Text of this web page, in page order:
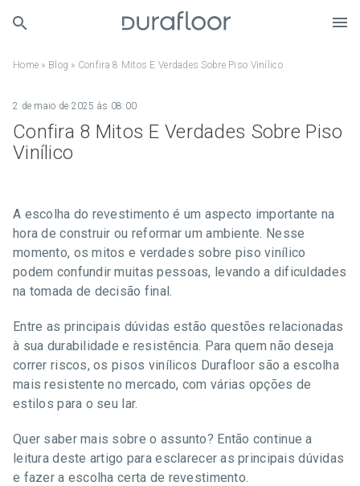
Home » Blog » Confira 8 Mitos E Verdades Sobre Piso Vinílico
Confira 8 Mitos E Verdades Sobre Piso
Vinílico
2 de maio de 2025 às 08:00
A escolha do revestimento é um aspecto importante na
hora de construir ou reformar um ambiente. Nesse
momento, os mitos e verdades sobre piso vinílico
podem confundir muitas pessoas, levando a dificuldades
na tomada de decisão final.
Entre as principais dúvidas estão questões relacionadas
à sua durabilidade e resistência. Para quem não deseja
correr riscos, os pisos vinílicos Durafloor são a escolha
mais resistente no mercado, com várias opções de
estilos para o seu lar.
Quer saber mais sobre o assunto? Então continue a
leitura deste artigo para esclarecer as principais dúvidas
e fazer a escolha certa de revestimento.